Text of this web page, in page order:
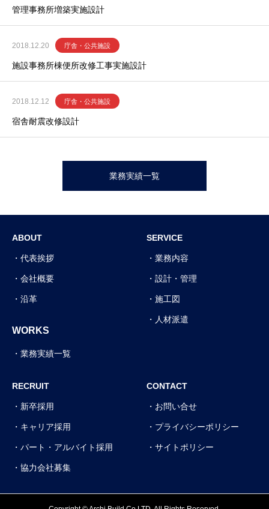
管理事務所増築実施設計
2018.12.20 庁舎・公共施設
施設事務所棟便所改修工事実施設計
2018.12.12 庁舎・公共施設
宿舎耐震改修設計
業務実績一覧
ABOUT
代表挨拶
会社概要
沿革
WORKS
業務実績一覧
SERVICE
業務内容
設計・管理
施工図
人材派遣
RECRUIT
新卒採用
キャリア採用
パート・アルバイト採用
協力会社募集
CONTACT
お問い合せ
プライバシーポリシー
サイトポリシー